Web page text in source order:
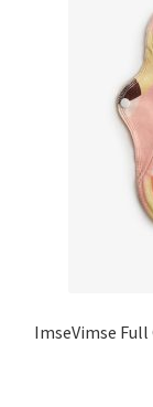
ImseVimse